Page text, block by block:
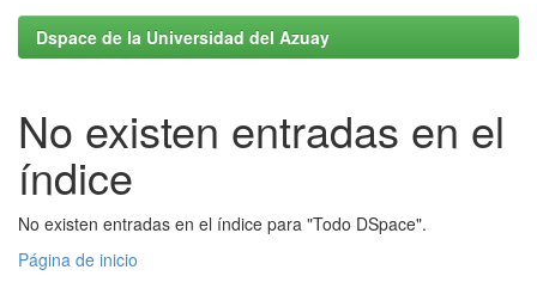
Dspace de la Universidad del Azuay
No existen entradas en el
índice
No existen entradas en el índice para "Todo DSpace".
Página de inicio